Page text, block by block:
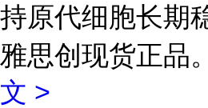
持原代细胞长期
雅思创现货正品。
文 >